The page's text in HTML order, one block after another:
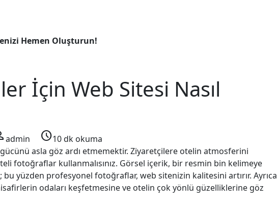
Hemen Oluşturun!
İçin Web Sitesi Nasıl
admin schedule10 dk okuma
asla göz ardı etmemektir. Ziyaretçilere otelin atmosferini
fotoğraflar kullanmalısınız. Görsel içerik, bir resmin bin kelimeye
yüzden profesyonel fotoğraflar, web sitenizin kalitesini artırır. Ayrıca
odaları keşfetmesine ve otelin çok yönlü güzelliklerine göz